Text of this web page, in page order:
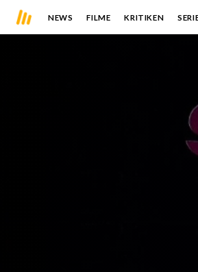
NEWS FILME KRITIKEN